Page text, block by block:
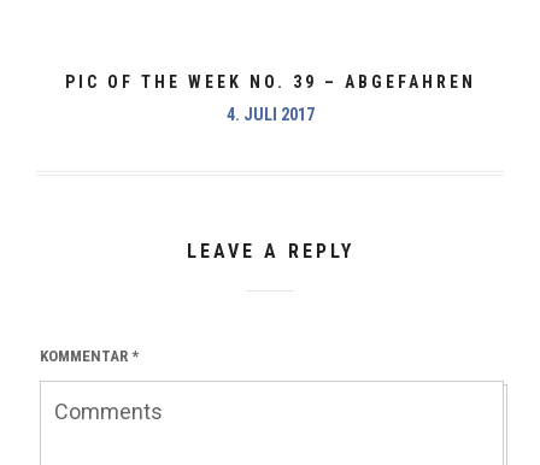
PIC OF THE WEEK NO. 39 – ABGEFAHREN
4. JULI 2017
LEAVE A REPLY
KOMMENTAR *